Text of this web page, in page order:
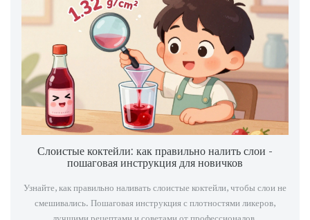
Слоистые коктейли: как правильно налить слои -
пошаговая инструкция для новичков
Узнайте, как правильно наливать слоистые коктейли, чтобы слои не
смешивались. Пошаговая инструкция с плотностями ликеров,